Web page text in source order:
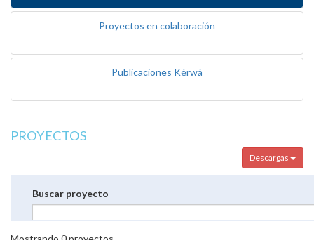
Proyectos en colaboración
Publicaciones Kérwá
PROYECTOS
Descargas
Buscar proyecto